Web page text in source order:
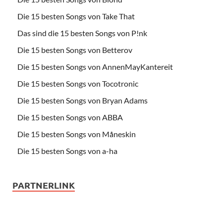
Die 15 besten Songs von Take That
Das sind die 15 besten Songs von P!nk
Die 15 besten Songs von Betterov
Die 15 besten Songs von AnnenMayKantereit
Die 15 besten Songs von Tocotronic
Die 15 besten Songs von Bryan Adams
Die 15 besten Songs von ABBA
Die 15 besten Songs von Måneskin
Die 15 besten Songs von a-ha
PARTNERLINK